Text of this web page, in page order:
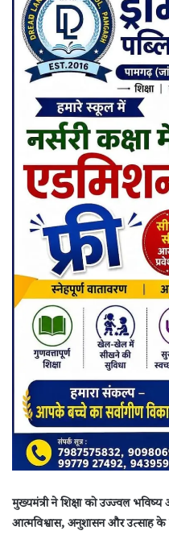
मुख्यमंत्री ने शिक्षा को उज्ज्वल
आत्मविश्वास, अनुशासन और उत्साह के